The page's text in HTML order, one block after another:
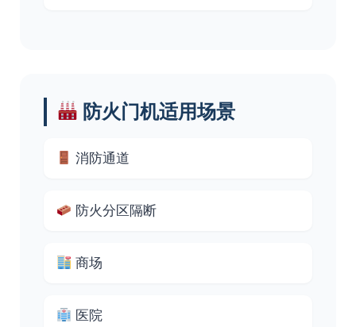
防火门机适用场景
消防通道
防火分区隔断
商场
医院